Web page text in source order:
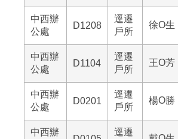
中西辦
公處
D1208
逕遷
戶所
徐O生
中西辦
公處
D1104
逕遷
戶所
王O芳
中西辦
公處
D0201
逕遷
戶所
楊O勝
中西辦
逕遷